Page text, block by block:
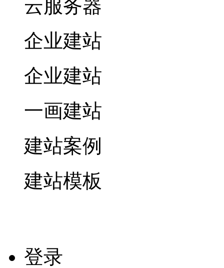
云服务器
企业建站
企业建站
一画建站
建站案例
建站模板
登录